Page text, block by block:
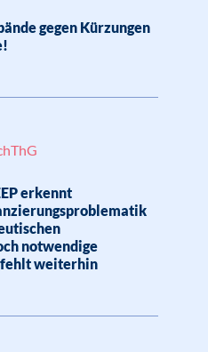
gegen Kürzungen
erkennt
notwendige
fehlt weiterhin